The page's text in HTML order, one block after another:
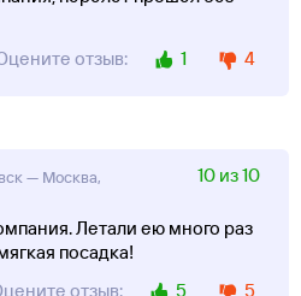
отзыв:
1 4
— Москва,
10 из 10
Летали ею много раз
посадка!
отзыв:
5 5